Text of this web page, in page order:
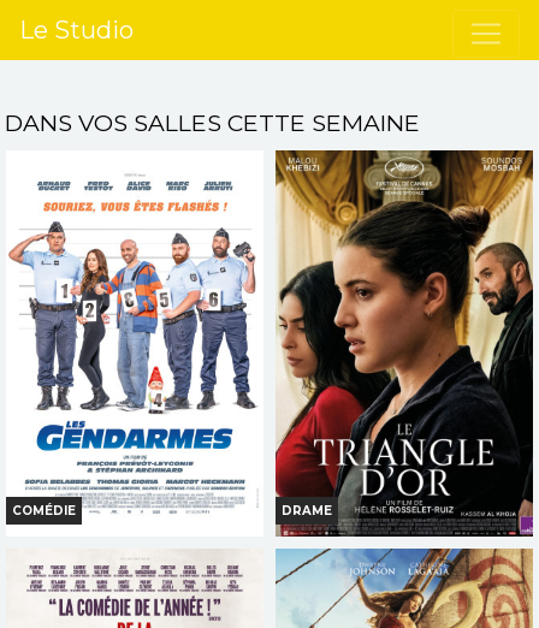
Le Studio
DANS VOS SALLES CETTE SEMAINE
COMÉDIE
LES GENDARMES
Horaires et Infos
DRAME
LE TRIANGLE D'OR
Horaires et Infos